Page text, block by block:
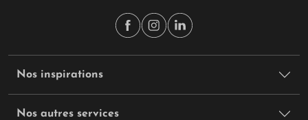
Nos inspirations
Nos autres services